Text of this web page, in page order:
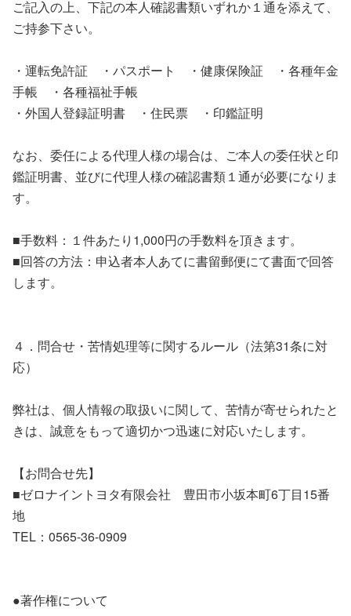
ご記入の上、下記の本人確認書類いずれか１通を添えて、
ご持参下さい。
・運転免許証 ・パスポート ・健康保険証 ・各種年金
手帳 ・各種福祉手帳
・外国人登録証明書 ・住民票 ・印鑑証明
なお、委任による代理人様の場合は、ご本人の委任状と印
鑑証明書、並びに代理人様の確認書類１通が必要になりま
す。
■手数料：１件あたり1,000円の手数料を頂きます。
■回答の方法：申込者本人あてに書留郵便にて書面で回答
します。
４．問合せ・苦情処理等に関するルール（法第31条に対
応）
弊社は、個人情報の取扱いに関して、苦情が寄せられたと
きは、誠意をもって適切かつ迅速に対応いたします。
【お問合せ先】
■ゼロナイントヨタ有限会社 豊田市小坂本町6丁目15番
地
TEL：0565-36-0909
●著作権について